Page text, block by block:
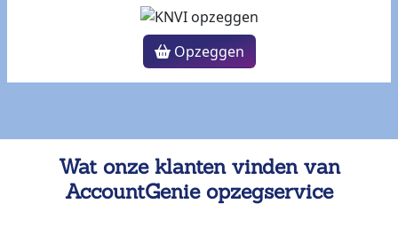
Opzeggen
Wat onze klanten vinden van
AccountGenie opzegservice